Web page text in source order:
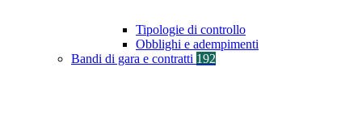
Tipologie di controllo
Obblighi e adempimenti
Bandi di gara e contratti 192